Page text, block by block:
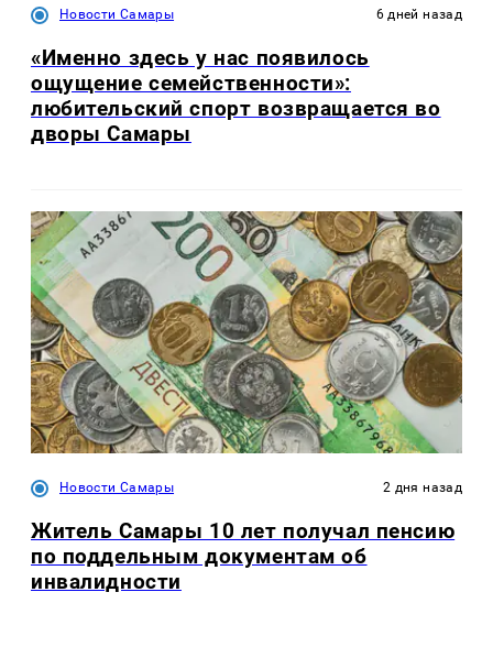
Новости Самары 6 дней назад
«Именно здесь у нас появилось
ощущение семейственности»:
любительский спорт возвращается во
дворы Самары
Новости Самары 2 дня назад
Житель Самары 10 лет получал пенсию
по поддельным документам об
инвалидности